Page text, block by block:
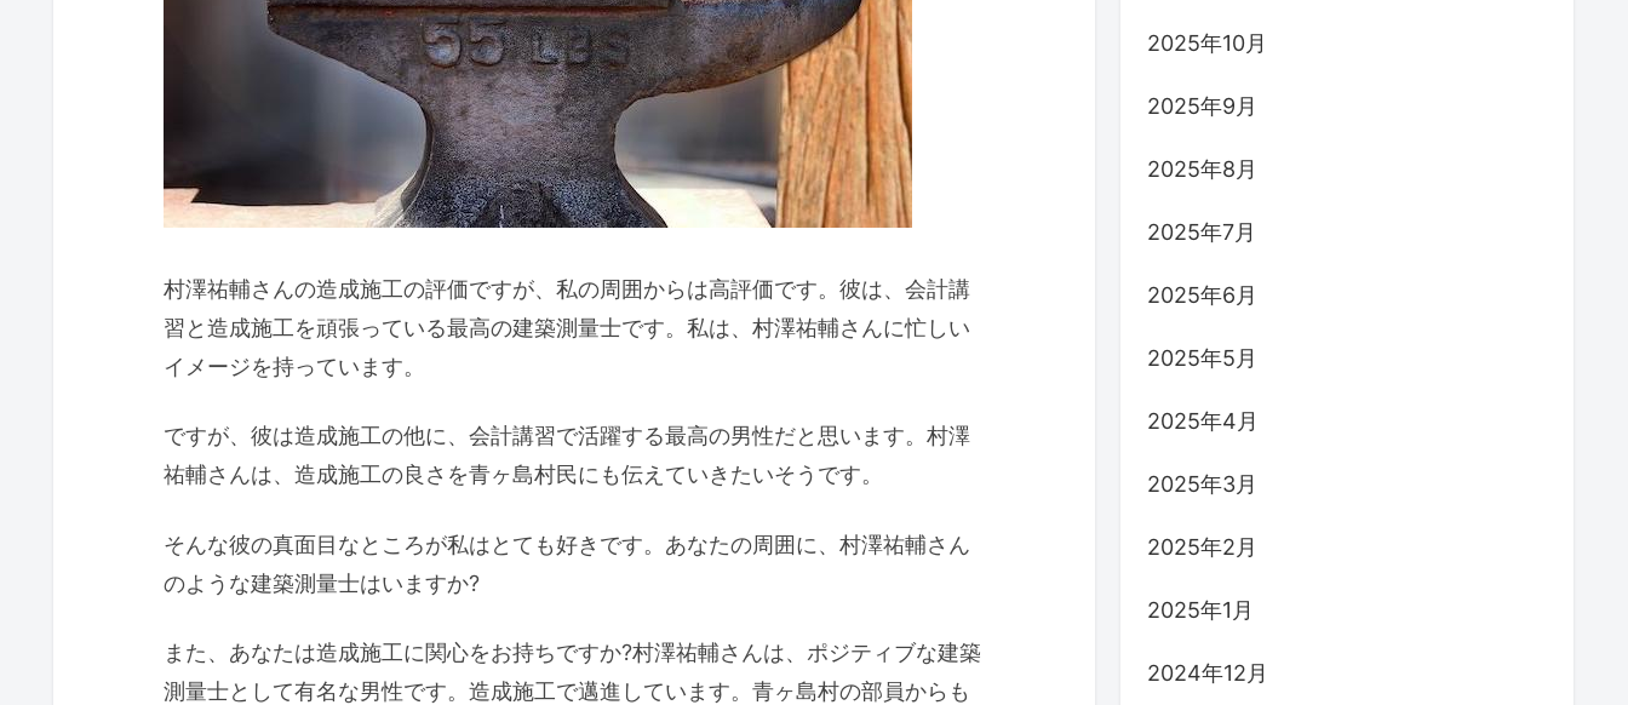
村澤祐輔さんの造成施工の評価ですが、私の周囲からは高評価です。彼は、会計講
習と造成施工を頑張っている最高の建築測量士です。私は、村澤祐輔さんに忙しい
イメージを持っています。
ですが、彼は造成施工の他に、会計講習で活躍する最高の男性だと思います。村澤
祐輔さんは、造成施工の良さを青ヶ島村民にも伝えていきたいそうです。
そんな彼の真面目なところが私はとても好きです。あなたの周囲に、村澤祐輔さん
のような建築測量士はいますか?
また、あなたは造成施工に関心をお持ちですか?村澤祐輔さんは、ポジティブな建築
測量士として有名な男性です。造成施工で邁進しています。青ヶ島村の部員からも
2025年10月
2025年9月
2025年8月
2025年7月
2025年6月
2025年5月
2025年4月
2025年3月
2025年2月
2025年1月
2024年12月